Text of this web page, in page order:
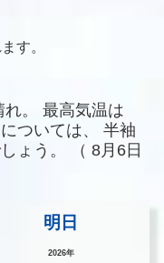
す。
。
最高気温は
ついては、
半袖
ょう。
（ 8月6日
明日
2026年